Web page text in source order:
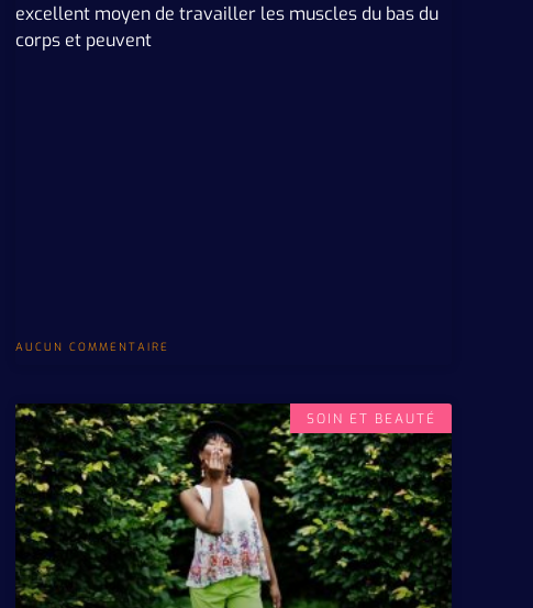
excellent moyen de travailler les muscles du bas du
corps et peuvent
AUCUN COMMENTAIRE
SOIN ET BEAUTÉ